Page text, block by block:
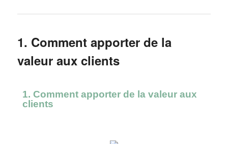
1. Comment apporter de la
valeur aux clients
1. Comment apporter de la valeur aux
clients